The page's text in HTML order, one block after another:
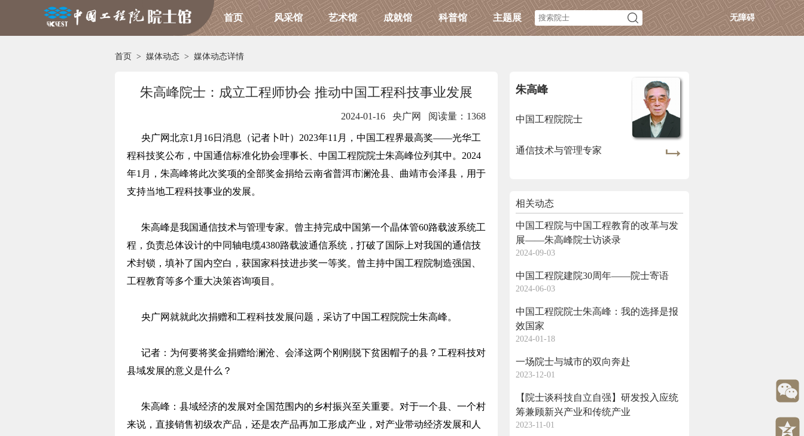
首页 风采馆 艺术馆 成就馆 科普馆 主题展 无障碍
首页 > 媒体动态 > 媒体动态详情
朱高峰院士：成立工程师协会 推动中国工程科技事业发展
2024-01-16 央广网 阅读量：1368
央广网北京1月16日消息（记者卜叶）2023年11月，中国工程界最高奖――光华工
程科技奖公布，中国通信标准化协会理事长、中国工程院院士朱高峰位列其中。2024
年1月，朱高峰将此次奖项的全部奖金捐给云南省普洱市澜沧县、曲靖市会泽县，用于
支持当地工程科技事业的发展。
朱高峰是我国通信技术与管理专家。曾主持完成中国第一个晶体管60路载波系统工
程，负责总体设计的中同轴电缆4380路载波通信系统，打破了国际上对我国的通信技
术封锁，填补了国内空白，获国家科技进步奖一等奖。曾主持中国工程院制造强国、
工程教育等多个重大决策咨询项目。
央广网就就此次捐赠和工程科技发展问题，采访了中国工程院院士朱高峰。
记者：为何要将奖金捐赠给澜沧、会泽这两个刚刚脱下贫困帽子的县？工程科技对
县域发展的意义是什么？
朱高峰：县域经济的发展对全国范围内的乡村振兴至关重要。对于一个县、一个村
来说，直接销售初级农产品，还是农产品再加工形成产业，对产业带动经济发展和人
朱高峰
中国工程院院士
通信技术与管理专家
相关动态
中国工程院与中国工程教育的改革与发
展——朱高峰院士访谈录
2024-09-03
中国工程院建院30周年——院士寄语
2024-06-03
中国工程院院士朱高峰：我的选择是报
效国家
2024-01-18
一场院士与城市的双向奔赴
2023-12-01
【院士谈科技自立自强】研发投入应统
筹兼顾新兴产业和传统产业
2023-11-01